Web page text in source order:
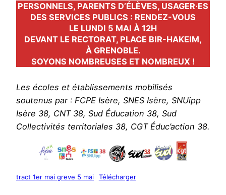
PERSONNELS, PARENTS D’ÉLÈVES, USAGER·ES
DES SERVICES PUBLICS : RENDEZ-VOUS
LE LUNDI 5 MAI À 12H
DEVANT LE RECTORAT, PLACE BIR-HAKEIM,
À GRENOBLE.
SOYONS NOMBREUSES ET NOMBREUX !
Les écoles et établissements mobilisés
soutenus par : FCPE Isère, SNES Isère, SNUipp
Isère 38, CNT 38, Sud Éducation 38, Sud
Collectivités territoriales 38, CGT Éduc’action 38.
tract 1er mai greve 5 mai Télécharger